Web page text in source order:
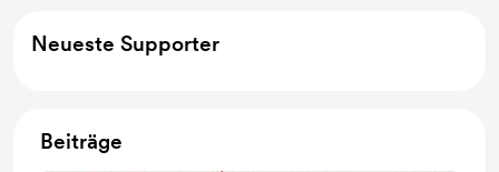
Neueste Supporter
Beiträge